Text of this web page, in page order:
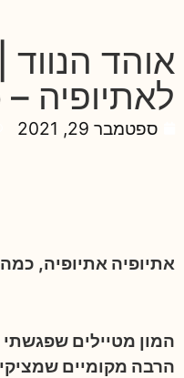
אוהד הנווד
לאתיופיה – Ethiopia trip
ספטמבר 29, 2021
אתיופיה אתיופיה,
המון מטיילים
הרבה מקומיים